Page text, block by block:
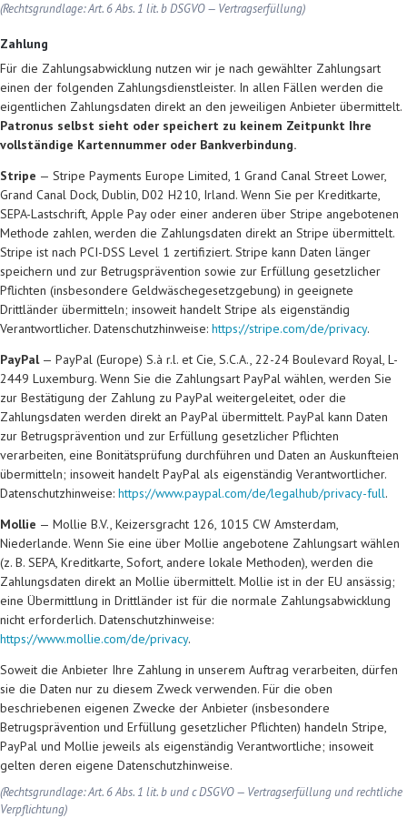
(Rechtsgrundlage: Art. 6 Abs. 1 lit. b DSGVO — Vertragserfüllung)
Zahlung
Für die Zahlungsabwicklung nutzen wir je nach gewählter Zahlungsart
einen der folgenden Zahlungsdienstleister. In allen Fällen werden die
eigentlichen Zahlungsdaten direkt an den jeweiligen Anbieter übermittelt.
Patronus selbst sieht oder speichert zu keinem Zeitpunkt Ihre
vollständige Kartennummer oder Bankverbindung.
Stripe — Stripe Payments Europe Limited, 1 Grand Canal Street Lower,
Grand Canal Dock, Dublin, D02 H210, Irland. Wenn Sie per Kreditkarte,
SEPA-Lastschrift, Apple Pay oder einer anderen über Stripe angebotenen
Methode zahlen, werden die Zahlungsdaten direkt an Stripe übermittelt.
Stripe ist nach PCI-DSS Level 1 zertifiziert. Stripe kann Daten länger
speichern und zur Betrugsprävention sowie zur Erfüllung gesetzlicher
Pflichten (insbesondere Geldwäschegesetzgebung) in geeignete
Drittländer übermitteln; insoweit handelt Stripe als eigenständig
Verantwortlicher. Datenschutzhinweise: https://stripe.com/de/privacy.
PayPal— PayPal (Europe) S.à r.l. et Cie, S.C.A., 22-24 Boulevard Royal, L-
2449 Luxemburg. Wenn Sie die Zahlungsart PayPal wählen, werden Sie
zur Bestätigung der Zahlung zu PayPal weitergeleitet, oder die
Zahlungsdaten werden direkt an PayPal übermittelt. PayPal kann Daten
zur Betrugsprävention und zur Erfüllung gesetzlicher Pflichten
verarbeiten, eine Bonitätsprüfung durchführen und Daten an Auskunfteien
übermitteln; insoweit handelt PayPal als eigenständig Verantwortlicher.
Datenschutzhinweise: https://www.paypal.com/de/legalhub/privacy-full.
Mollie — Mollie B.V., Keizersgracht 126, 1015 CW Amsterdam,
Niederlande. Wenn Sie eine über Mollie angebotene Zahlungsart wählen
(z. B. SEPA, Kreditkarte, Sofort, andere lokale Methoden), werden die
Zahlungsdaten direkt an Mollie übermittelt. Mollie ist in der EU ansässig;
eine Übermittlung in Drittländer ist für die normale Zahlungsabwicklung
nicht erforderlich. Datenschutzhinweise:
https://www.mollie.com/de/privacy.
Soweit die Anbieter Ihre Zahlung in unserem Auftrag verarbeiten, dürfen
sie die Daten nur zu diesem Zweck verwenden. Für die oben
beschriebenen eigenen Zwecke der Anbieter (insbesondere
Betrugsprävention und Erfüllung gesetzlicher Pflichten) handeln Stripe,
PayPal und Mollie jeweils als eigenständig Verantwortliche; insoweit
gelten deren eigene Datenschutzhinweise.
(Rechtsgrundlage: Art. 6 Abs. 1 lit. b und c DSGVO — Vertragserfüllung und rechtliche
Verpflichtung)